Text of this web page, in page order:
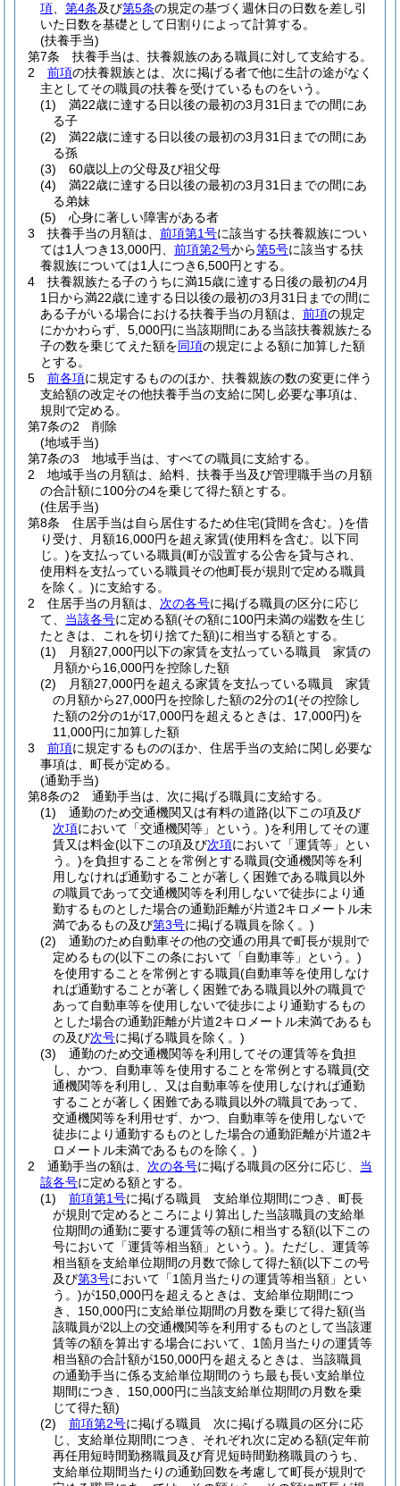
項
第4条及び第5条の規定の基づく週休日の日数を差し引
いた日数を基礎として日割りによって計算する。
(扶養手当)
第7条
扶養手当は、扶養親族のある職員に対して支給する。
2
前項の扶養親族とは、次に掲げる者で他に生計の途がなく
主としてその職員の扶養を受けているものをいう。
(1)
満22歳に達する日以後の最初の3月31日までの間にあ
る子
(2)
満22歳に達する日以後の最初の3月31日までの間にあ
る孫
(3)
60歳以上の父母及び祖父母
(4)
満22歳に達する日以後の最初の3月31日までの間にあ
る弟妹
(5)
心身に著しい障害がある者
3
扶養手当の月額は、 前項第1号に該当する扶養親族につい
ては1人つき13,000円、 前項第2号から第5号に該当する扶
養親族については1人につき6,500円とする。
4
扶養親族たる子のうちに満15歳に達する日後の最初の4月
1日から満22歳に達する日以後の最初の3月31日までの間に
ある子がいる場合における扶養手当の月額は、 前項の規定
にかかわらず、5,000円に当該期間にある当該扶養親族たる
子の数を乗じてえた額を同項の規定による額に加算した額
とする。
5
前各項に規定するもののほか、扶養親族の数の変更に伴う
支給額の改定その他扶養手当の支給に関し必要な事項は、
規則で定める。
第7条の2
削除
(地域手当)
第7条の3
地域手当は、すべての職員に支給する。
2
地域手当の月額は、給料、扶養手当及び管理職手当の月額
の合計額に100分の4を乗じて得た額とする。
(住居手当)
第8条
住居手当は自ら居住するため住宅(貸間を含む。)を借
り受け、月額16,000円を超え家賃(使用料を含む。以下同
じ。)を支払っている職員(町が設置する公舎を貸与され、
使用料を支払っている職員その他町長が規則で定める職員
を除く。)に支給する。
2
住居手当の月額は、 次の各号に掲げる職員の区分に応じ
て、 当該各号に定める額(その額に100円未満の端数を生じ
たときは、これを切り捨てた額)に相当する額とする。
(1)
月額27,000円以下の家賃を支払っている職員 家賃の
月額から16,000円を控除した額
(2)
月額27,000円を超える家賃を支払っている職員 家賃
の月額から27,000円を控除した額の2分の1(その控除し
た額の2分の1が17,000円を超えるときは、17,000円)を
11,000円に加算した額
3
前項に規定するもののほか、住居手当の支給に関し必要な
事項は、町長が定める。
(通勤手当)
第8条の2
通勤手当は、次に掲げる職員に支給する。
(1)
通勤のため交通機関又は有料の道路(以下この項及び
次項において「交通機関等」という。)を利用してその運
賃又は料金(以下この項及び次項において「運賃等」とい
う。)を負担することを常例とする職員(交通機関等を利
用しなければ通勤することが著しく困難である職員以外
の職員であって交通機関等を利用しないで徒歩により通
勤するものとした場合の通勤距離が片道2キロメートル未
満であるもの及び第3号に掲げる職員を除く。)
(2)
通勤のため自動車その他の交通の用具で町長が規則で
定めるもの(以下この条において「自動車等」という。)
を使用することを常例とする職員(自動車等を使用しなけ
れば通勤することが著しく困難である職員以外の職員で
あって自動車等を使用しないで徒歩により通勤するもの
とした場合の通勤距離が片道2キロメートル未満であるも
の及び次号に掲げる職員を除く。)
(3)
通勤のため交通機関等を利用してその運賃等を負担
し、かつ、自動車等を使用することを常例とする職員(交
通機関等を利用し、又は自動車等を使用しなければ通勤
することが著しく困難である職員以外の職員であって、
交通機関等を利用せず、かつ、自動車等を使用しないで
徒歩により通勤するものとした場合の通勤距離が片道2キ
ロメートル未満であるものを除く。)
2
通勤手当の額は、 次の各号に掲げる職員の区分に応じ、 当
該各号に定める額とする。
(1)
前項第1号に掲げる職員 支給単位期間につき、町長
が規則で定めるところにより算出した当該職員の支給単
位期間の通勤に要する運賃等の額に相当する額(以下この
号において「運賃等相当額」という。)。 ただし、運賃等
相当額を支給単位期間の月数で除して得た額(以下この号
及び第3号において「1箇月当たりの運賃等相当額」とい
う。)が150,000円を超えるときは、支給単位期間につ
き、150,000円に支給単位期間の月数を乗じて得た額(当
該職員が2以上の交通機関等を利用するものとして当該運
賃等の額を算出する場合において、1箇月当たりの運賃等
相当額の合計額が150,000円を超えるときは、当該職員
の通勤手当に係る支給単位期間のうち最も長い支給単位
期間につき、150,000円に当該支給単位期間の月数を乗
じて得た額)
(2)
前項第2号に掲げる職員 次に掲げる職員の区分に応
じ、支給単位期間につき、それぞれ次に定める額(定年前
再任用短時間勤務職員及び育児短時間勤務職員のうち、
支給単位期間当たりの通勤回数を考慮して町長が規則で